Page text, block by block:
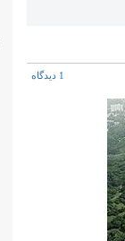
1 دیدگاه